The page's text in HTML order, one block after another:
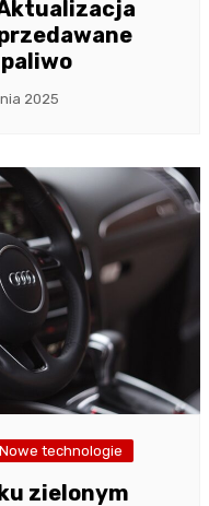
2025
Nowe technologie
zielonym